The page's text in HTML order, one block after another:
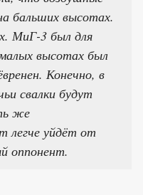
бальших высотах.
МиГ-3 был для
высотах был
Конечно, в
свалки будут
же
легче уйдёт от
оппонент.